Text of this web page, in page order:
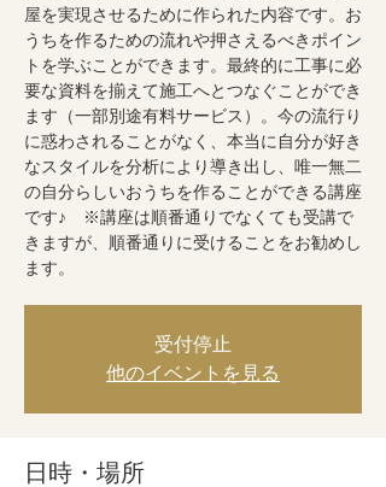
屋を実現させるために作られた内容です。お
うちを作るための流れや押さえるべきポイン
トを学ぶことができます。最終的に工事に必
要な資料を揃えて施工へとつなぐことができ
ます（一部別途有料サービス）。今の流行り
に惑わされることがなく、本当に自分が好き
なスタイルを分析により導き出し、唯一無二
の自分らしいおうちを作ることができる講座
です♪ ※講座は順番通りでなくても受講で
きますが、順番通りに受けることをお勧めし
ます。
受付停止
他のイベントを見る
日時・場所